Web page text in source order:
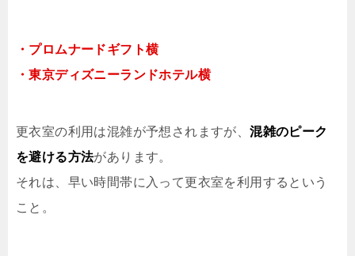
・プロムナードギフト横
・東京ディズニーランドホテル横
更衣室の利用は混雑が予想されますが、混雑のピーク
を避ける方法があります。
それは、 早い時間帯に入って更衣室を利用する という
こと。